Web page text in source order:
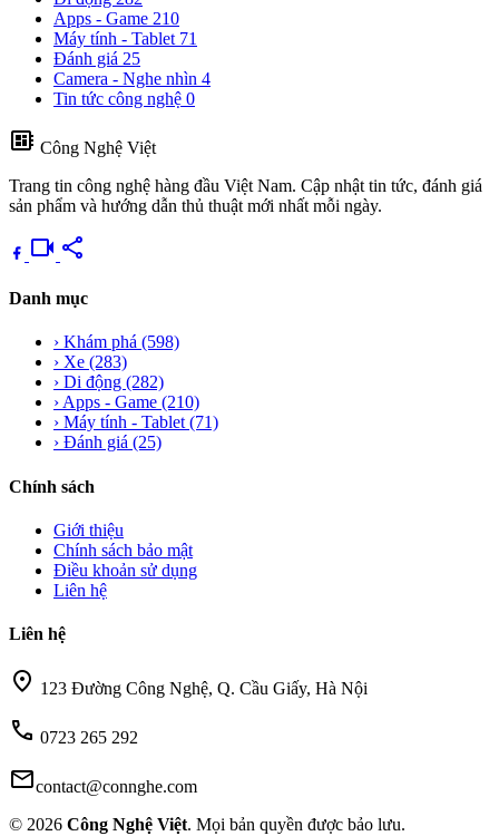
Apps - Game 210
Máy tính - Tablet 71
Đánh giá 25
Camera - Nghe nhìn 4
Tin tức công nghệ 0
developer_board Công Nghệ Việt
Trang tin công nghệ hàng đầu Việt Nam. Cập nhật tin tức, đánh giá
sản phẩm và hướng dẫn thủ thuật mới nhất mỗi ngày.
videocam share
Danh mục
› Khám phá (598)
› Xe (283)
› Di động (282)
› Apps - Game (210)
› Máy tính - Tablet (71)
› Đánh giá (25)
Chính sách
Giới thiệu
Chính sách bảo mật
Điều khoản sử dụng
Liên hệ
Liên hệ
location_on 123 Đường Công Nghệ, Q. Cầu Giấy, Hà Nội
call 0723 265 292
mailcontact@connghe.com
© 2026 Công Nghệ Việt. Mọi bản quyền được bảo lưu.